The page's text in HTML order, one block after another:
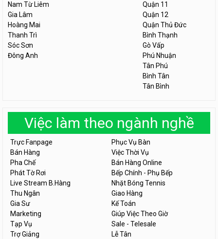
Nam Từ Liêm
Gia Lâm
Hoàng Mai
Thanh Trì
Sóc Sơn
Đông Anh
Quận 11
Quận 12
Quận Thủ Đức
Bình Thạnh
Gò Vấp
Phú Nhuận
Tân Phú
Bình Tân
Tân Bình
Việc làm theo ngành nghề
Trực Fanpage
Phục Vụ Bàn
Bán Hàng
Việc Thời Vụ
Pha Chế
Bán Hàng Online
Phát Tờ Rơi
Bếp Chính - Phụ Bếp
Live Stream B.Hàng
Nhặt Bóng Tennis
Thu Ngân
Giao Hàng
Gia Sư
Kế Toán
Marketing
Giúp Việc Theo Giờ
Tạp Vụ
Sale - Telesale
Trợ Giảng
Lễ Tân